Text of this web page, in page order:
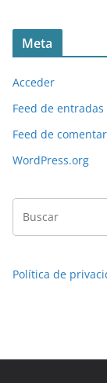
Meta
Acceder
Feed de entradas
Feed de
WordPress.org
Política de